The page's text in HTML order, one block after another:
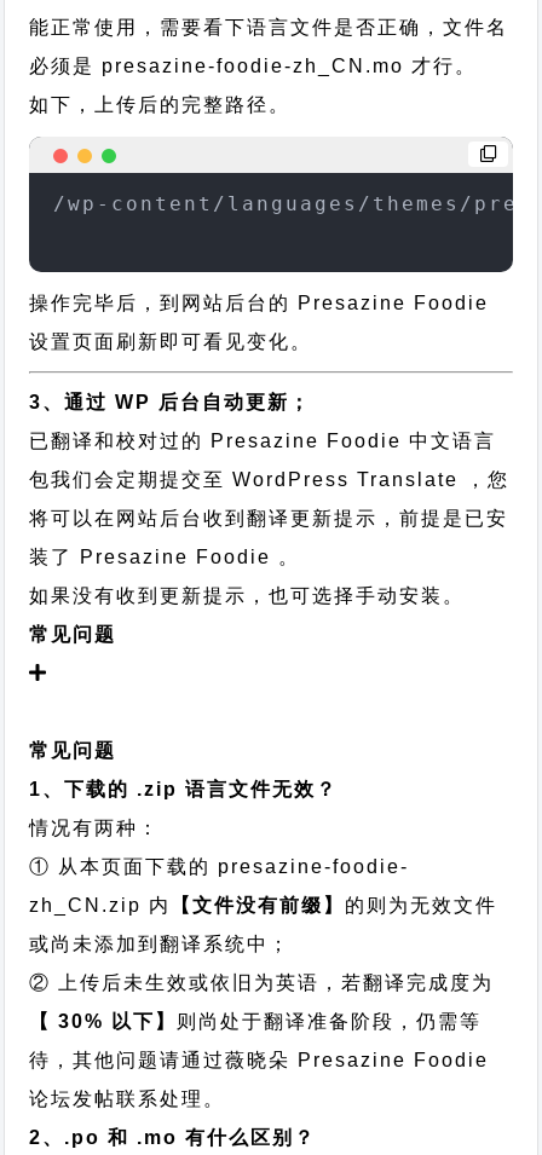
能正常使用，需要看下语言文件是否正确，文件名
必须是 presazine-foodie-zh_CN.mo 才行。
如下，上传后的完整路径。
/wp-content/languages/themes/
操作完毕后，到网站后台的 Presazine Foodie
设置页面刷新即可看见变化。
3、通过 WP 后台自动更新；
已翻译和校对过的 Presazine Foodie 中文语言
包我们会定期提交至 WordPress Translate ，您
将可以在网站后台收到翻译更新提示，前提是已安
装了 Presazine Foodie 。
如果没有收到更新提示，也可选择手动安装。
常见问题
常见问题
1、下载的 .zip 语言文件无效？
情况有两种：
① 从本页面下载的 presazine-foodie-
zh_CN.zip 内
【文件没有前缀】 的则为无效文件
或尚未添加到翻译系统中；
② 上传后未生效或依旧为英语，若翻译完成度为
【 30% 以下】 则尚处于翻译准备阶段，仍需等
待，其他问题请通过薇晓朵 Presazine Foodie
论坛发帖联系处理。
2、.po 和 .mo 有什么区别？